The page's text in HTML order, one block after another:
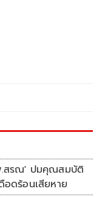
.สรณ' ปมคุณสมบัติ
อดร้อนเสียหาย